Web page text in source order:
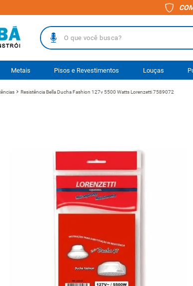
O que você busca?
Metais Pisos e Revestimentos Louças
Resistência Bella Ducha Fashion 127v 5500 Watts Lorenzetti 7589072
TERMOS MAIS BUSCADOS
1º piso
º revestimento
º
gabinete banheiro
pisos
vaso sanitario caixa acoplada